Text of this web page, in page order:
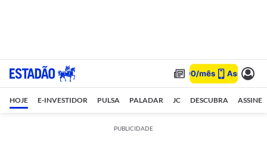
HOJE E-INVESTIDOR PULSA PALADAR JC DESCUBRA ASSINE
PUBLICIDADE